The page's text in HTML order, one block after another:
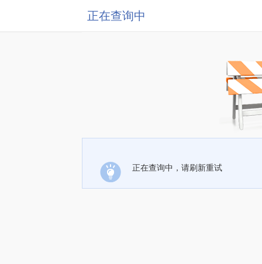
正在查询中
正在查询中，请刷新重试